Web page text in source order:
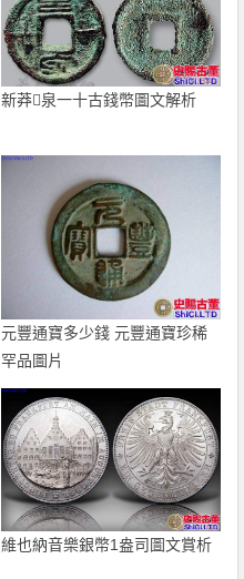
新莽泉一十古錢幣圖文解析
元豐通寶多少錢 元豐通寶珍稀
罕品圖片
維也納音樂銀幣1盎司圖文賞析